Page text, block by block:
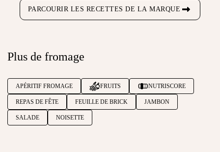
PARCOURIR LES RECETTES DE LA MARQUE
Plus de fromage
APÉRITIF FROMAGE FRUITS NUTRISCORE
REPAS DE FÊTE FEUILLE DE BRICK JAMBON
SALADE NOISETTE